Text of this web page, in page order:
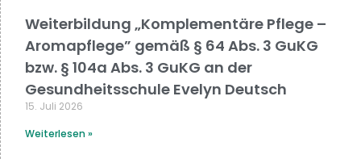
Weiterbildung „Komplementäre Pflege –
Aromapflege” gemäß § 64 Abs. 3 GuKG
bzw. § 104a Abs. 3 GuKG an der
Gesundheitsschule Evelyn Deutsch
15. Juli 2026
Weiterlesen »